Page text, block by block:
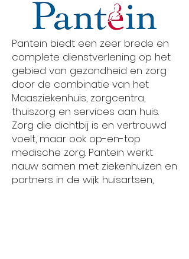
Pantein biedt een zeer brede en
complete dienstverlening op het
gebied van gezondheid en zorg
door de combinatie van het
Maasziekenhuis, zorgcentra,
thuiszorg en services aan huis.
Zorg die dichtbij is en vertrouwd
voelt, maar ook op-en-top
medische zorg. Pantein werkt
nauw samen met ziekenhuizen en
partners in de wijk: huisartsen,